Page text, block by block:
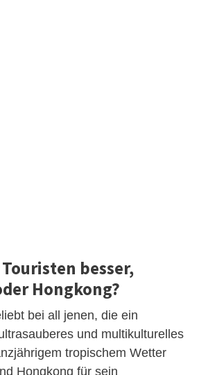
besser,
Hongkong?
bei all jenen, die ein
und multikulturelles
tropischem Wetter
Hongkong für sein